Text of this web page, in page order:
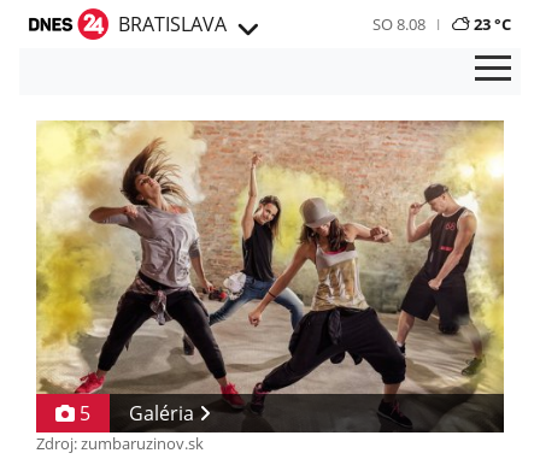
BRATISLAVA SO 8.08 23 °C
5 Galéria
Zdroj: zumbaruzinov.sk